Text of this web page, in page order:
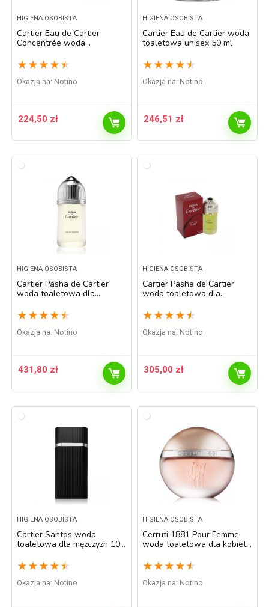
HIGIENA OSOBISTA
Cartier Eau de Cartier
Concentrée woda
★ ★ ★ ★ ★
Okazja na: Notino
224,50 zł
HIGIENA OSOBISTA
Cartier Eau de Cartier woda
toaletowa unisex 50 ml
★ ★ ★ ★ ★
Okazja na: Notino
246,51 zł
HIGIENA OSOBISTA
Cartier Pasha de Cartier
woda toaletowa dla
★ ★ ★ ★ ★
Okazja na: Notino
431,80 zł
HIGIENA OSOBISTA
Cartier Pasha de Cartier
woda toaletowa dla
★ ★ ★ ★ ★
Okazja na: Notino
305,00 zł
HIGIENA OSOBISTA
Cartier Santos woda
toaletowa dla mężczyzn 100
★ ★ ★ ★ ★
Okazja na: Notino
HIGIENA OSOBISTA
Cerruti 1881 Pour Femme
woda toaletowa dla kobiet
★ ★ ★ ★ ★
Okazja na: Notino